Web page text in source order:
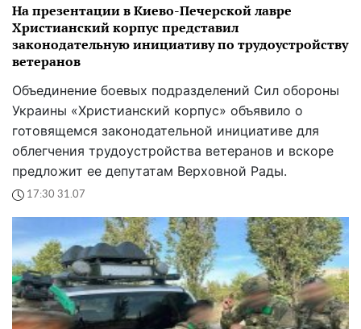
На презентации в Киево-Печерской лавре
Христианский корпус представил
законодательную инициативу по трудоустройству
ветеранов
Объединение боевых подразделений Сил обороны
Украины «Христианский корпус» объявило о
готовящемся законодательной инициативе для
облегчения трудоустройства ветеранов и вскоре
предложит ее депутатам Верховной Рады.
17:30 31.07